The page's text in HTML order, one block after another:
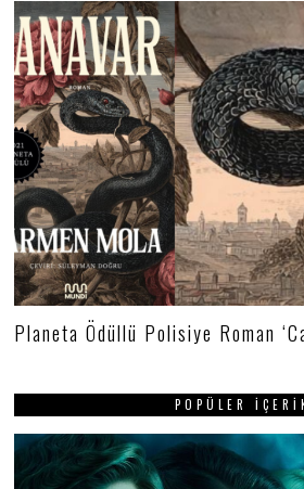
Planeta Ödüllü Polisiye Roman
POPÜLER